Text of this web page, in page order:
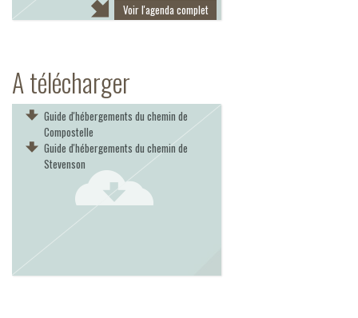
Voir l'agenda complet
A télécharger
Guide d'hébergements du chemin de
Compostelle
Guide d'hébergements du chemin de
Stevenson